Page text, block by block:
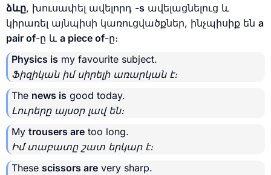
ձևը, խուսափել ավելորդ -s ավելացնելուց և
կիրառել այնպիսի կառուցվածքներ, ինչպիսիք են a
pair of-ը և a piece of-ը։
Physics is my favourite subject.
Ֆիզիկան իմ սիրելի առարկան է։
The news is good today.
Լուրերը այսօր լավ են։
My trousers are too long.
Իմ տաբատը շատ երկար է։
These scissors are very sharp.